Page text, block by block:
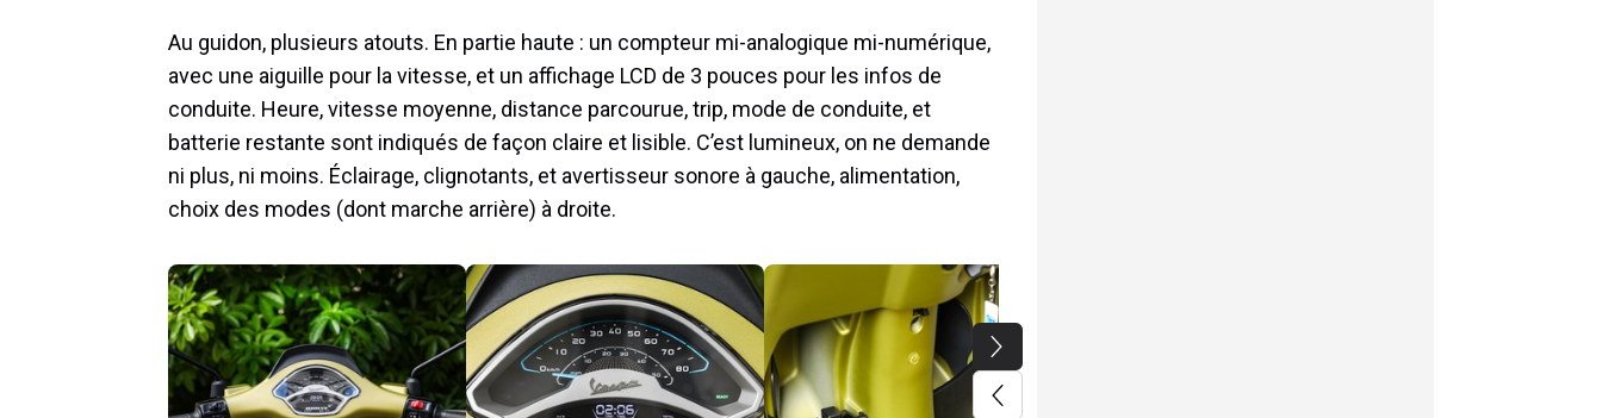
Au guidon, plusieurs atouts. En partie haute : un compteur mi-analogique mi-numérique,
avec une aiguille pour la vitesse, et un affichage LCD de 3 pouces pour les infos de
conduite. Heure, vitesse moyenne, distance parcourue, trip, mode de conduite, et
batterie restante sont indiqués de façon claire et lisible. C’est lumineux, on ne demande
ni plus, ni moins. Éclairage, clignotants, et avertisseur sonore à gauche, alimentation,
choix des modes (dont marche arrière) à droite.